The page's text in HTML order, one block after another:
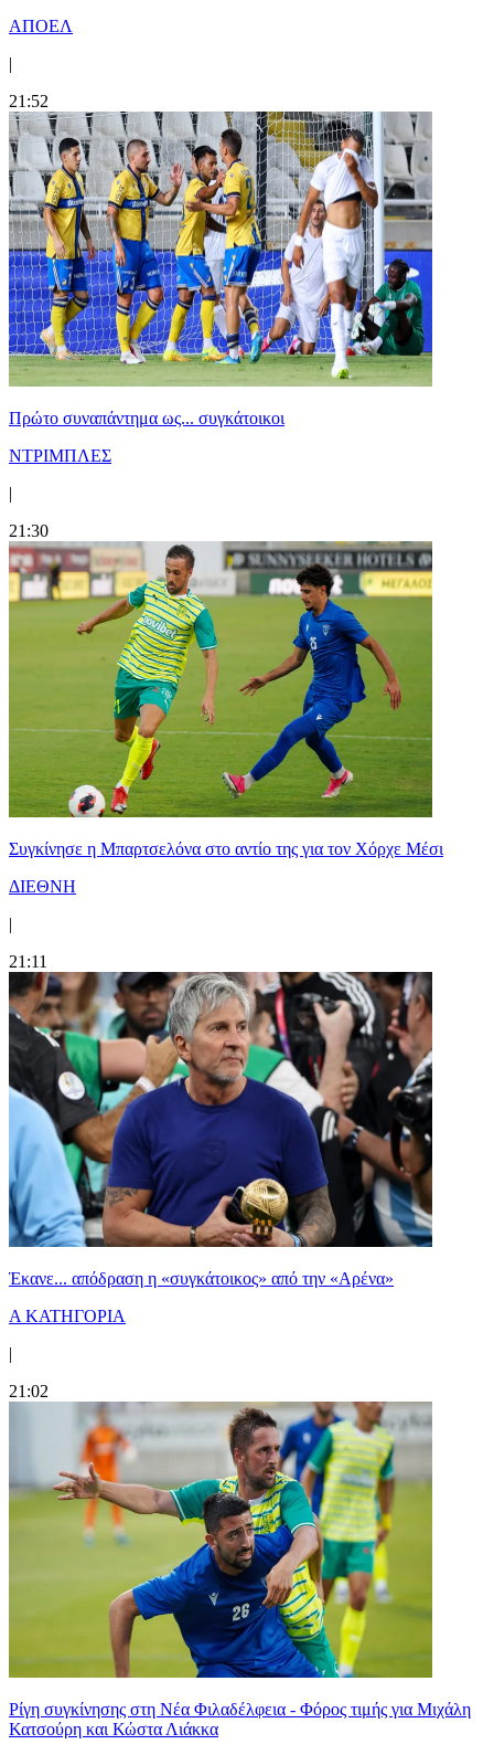
ΑΠΟΕΛ
|
21:52
Πρώτο συναπάντημα ως... συγκάτοικοι
ΝΤΡΙΜΠΛΕΣ
|
21:30
Συγκίνησε η Μπαρτσελόνα στο αντίο της για τον Χόρχε Μέσι
ΔΙΕΘΝΗ
|
21:11
Έκανε... απόδραση η «συγκάτοικος» από την «Αρένα»
Α ΚΑΤΗΓΟΡΙΑ
|
21:02
Ρίγη συγκίνησης στη Νέα Φιλαδέλφεια - Φόρος τιμής για Μιχάλη
Κατσούρη και Κώστα Λιάκκα